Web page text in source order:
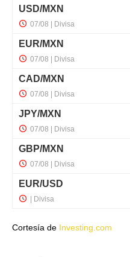
Cortesía de Investing.com